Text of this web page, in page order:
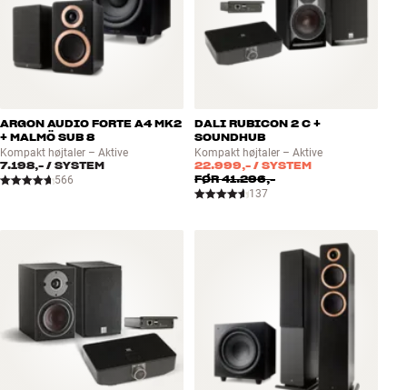
ARGON AUDIO FORTE A4 MK2
+ MALMÖ SUB 8
Kompakt højtaler – Aktive
7.198,- / SYSTEM
566
DALI RUBICON 2 C +
SOUNDHUB
Kompakt højtaler – Aktive
22.999,- / SYSTEM
FØR41.296,-
137